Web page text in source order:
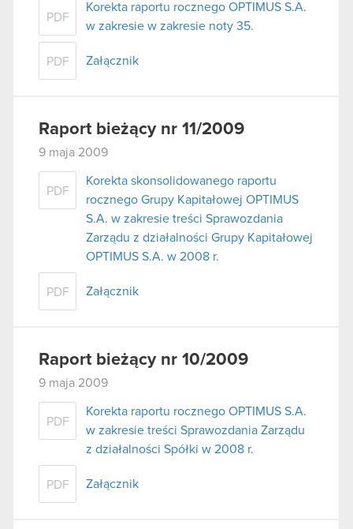
PDF
Korekta raportu rocznego OPTIMUS S.A.
w zakresie w zakresie noty 35.
PDF Załącznik
Raport bieżący nr 11/2009
9 maja 2009
PDF
Korekta skonsolidowanego raportu
rocznego Grupy Kapitałowej OPTIMUS
S.A. w zakresie treści Sprawozdania
Zarządu z działalności Grupy Kapitałowej
OPTIMUS S.A. w 2008 r.
PDF Załącznik
Raport bieżący nr 10/2009
9 maja 2009
PDF
Korekta raportu rocznego OPTIMUS S.A.
w zakresie treści Sprawozdania Zarządu
z działalności Spółki w 2008 r.
PDF Załącznik